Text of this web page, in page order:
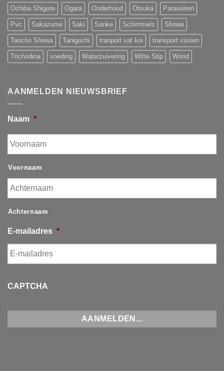
Ochiba Shigure Ogata Onderhoud Otsuka Parasieten
Pvc Sakazume Saki Sanke Schimmels Showa
Tancho Showa Taniguchi tranport vat koi transport vissen
Trichodina voeding Waterzuivering Witte Stip Wond
AANMELDEN NIEUWSBRIEF
Naam *
Voornaam
Achternaam
E-mailadres *
CAPTCHA